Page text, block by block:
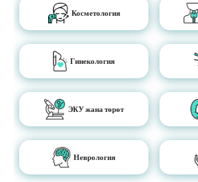
Косметология
Гинекология
ЭКУ жана төрөт
Неврология